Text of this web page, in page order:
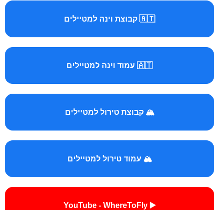
🇦🇹 קבוצת וינה למטיילים
🇦🇹 עמוד וינה למטיילים
🏔️ קבוצת טירול למטיילים
🏔️ עמוד טירול למטיילים
▶️ YouTube - WhereToFly